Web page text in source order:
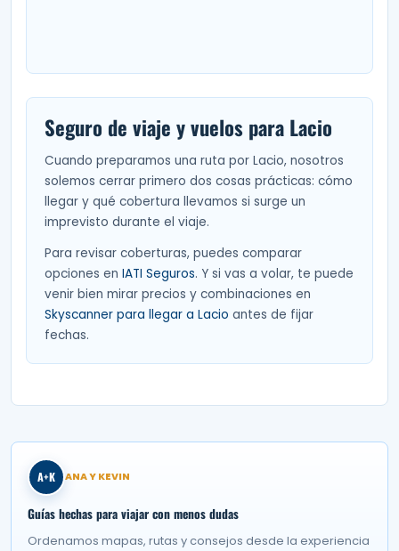
Seguro de viaje y vuelos para Lacio
Cuando preparamos una ruta por Lacio, nosotros
solemos cerrar primero dos cosas prácticas: cómo
llegar y qué cobertura llevamos si surge un
imprevisto durante el viaje.
Para revisar coberturas, puedes comparar
opciones en IATI Seguros. Y si vas a volar, te puede
venir bien mirar precios y combinaciones en
Skyscanner para llegar a Lacio antes de fijar
fechas.
A+K ANA Y KEVIN
Guías hechas para viajar con menos dudas
Ordenamos mapas, rutas y consejos desde la experiencia